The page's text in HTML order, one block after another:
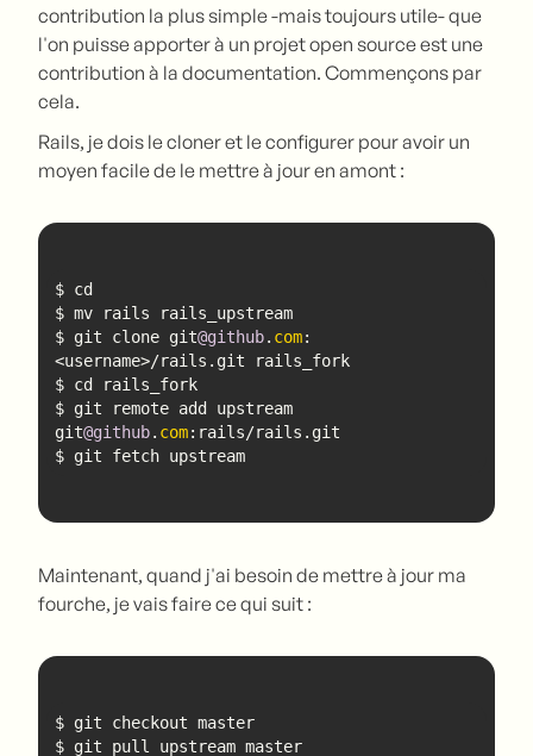
contribution la plus simple -mais toujours utile- que
l'on puisse apporter à un projet open source est une
contribution à la documentation. Commençons par
cela.
Rails, je dois le cloner et le configurer pour avoir un
moyen facile de le mettre à jour en amont :
$ git clone git@github. com:
$ git remote add upstream
git@github. com
$ git fetch upstream
Maintenant, quand j'ai besoin de mettre à jour ma
fourche, je vais faire ce qui suit :